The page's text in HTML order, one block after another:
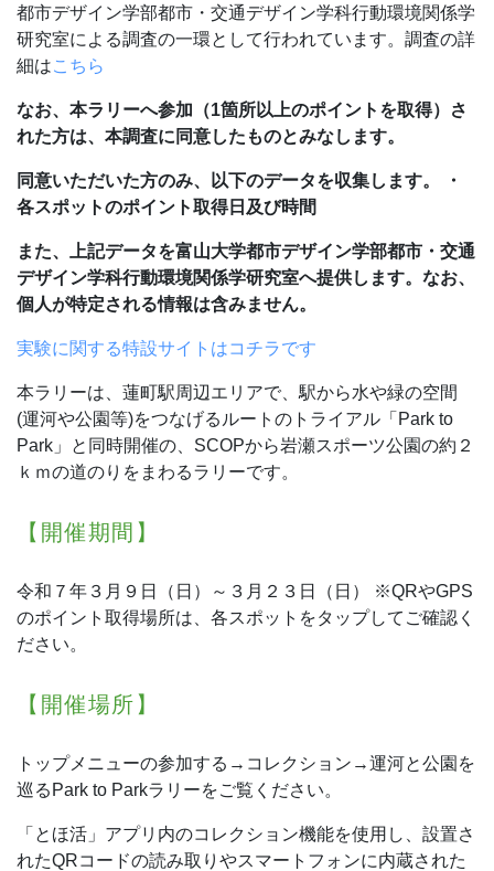
都市デザイン学部都市・交通デザイン学科行動環境関係学
研究室による調査の一環として行われています。調査の詳
細はこちら
なお、本ラリーへ参加（1箇所以上のポイントを取得）さ
れた方は、本調査に同意したものとみなします。
同意いただいた方のみ、以下のデータを収集します。
・
各スポットのポイント取得日及び時間
また、上記データを富山大学都市デザイン学部都市・交通
デザイン学科行動環境関係学研究室へ提供します。なお、
個人が特定される情報は含みません。
実験に関する特設サイトはコチラです
本ラリーは、蓮町駅周辺エリアで、駅から水や緑の空間
(運河や公園等)をつなげるルートのトライアル「Park to
Park」と同時開催の、SCOPから岩瀬スポーツ公園の約２
ｋｍの道のりをまわるラリーです。
【開催期間】
令和７年３月９日（日）～３月２３日（日）
※QRやGPS
のポイント取得場所は、各スポットをタップしてご確認く
ださい。
【開催場所】
トップメニューの参加する→コレクション→運河と公園を
巡るPark to Parkラリーをご覧ください。
「とほ活」アプリ内のコレクション機能を使用し、設置さ
れたQRコードの読み取りやスマートフォンに内蔵された